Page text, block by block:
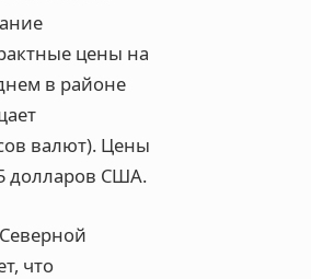
цены на
в районе
валют). Цены
долларов США.
что